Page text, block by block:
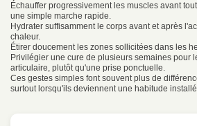
Échauffer progressivement les muscles avant
une simple marche rapide.
Hydrater suffisamment le corps avant et après
chaleur.
Étirer doucement les zones sollicitées dans les
Privilégier une cure de plusieurs semaines pour
articulaire, plutôt qu'une prise ponctuelle.
Ces gestes simples font souvent plus de
surtout lorsqu'ils deviennent une habitude